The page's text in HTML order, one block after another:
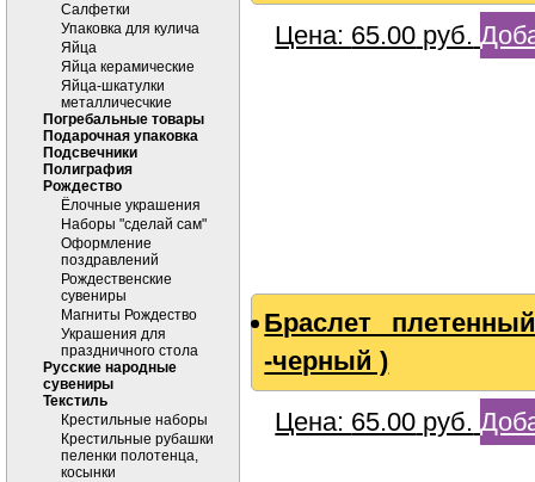
Салфетки
Упаковка для кулича
Яйца
Яйца керамические
Яйца-шкатулки
металличесчкие
Погребальные товары
Подарочная упаковка
Подсвечники
Полиграфия
Рождество
Ёлочные украшения
Наборы "сделай сам"
Оформление
поздравлений
Рождественские
сувениры
Магниты Рождество
Украшения для
праздничного стола
Русские народные
сувениры
Текстиль
Крестильные наборы
Крестильные рубашки
пеленки полотенца,
косынки
Цена: 65.00 руб.
Браслет
-черный )
Цена: 65.00 руб.